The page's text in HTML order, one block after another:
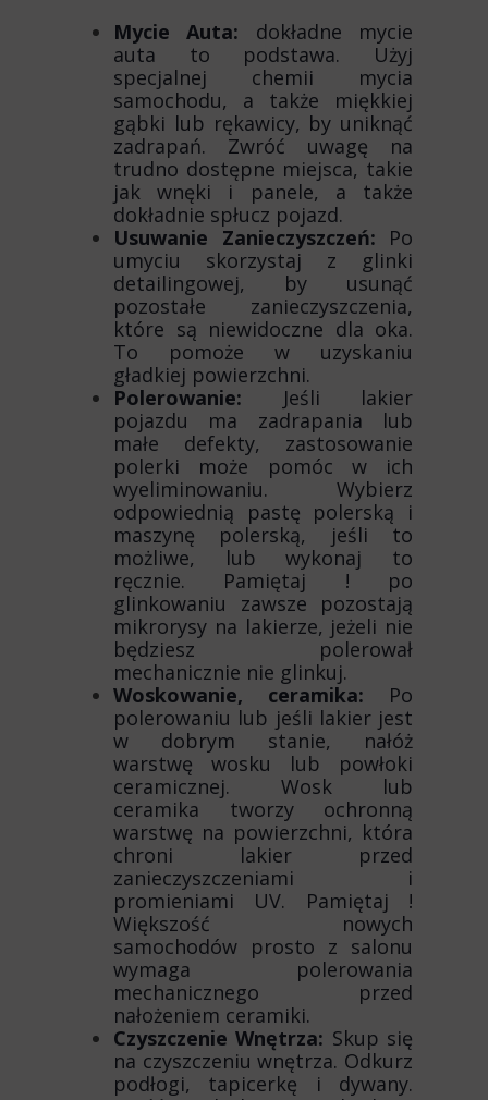
Mycie Auta: dokładne mycie
auta to podstawa. Użyj
specjalnej chemii mycia
samochodu, a także miękkiej
gąbki lub rękawicy, by uniknąć
zadrapań. Zwróć uwagę na
trudno dostępne miejsca, takie
jak wnęki i panele, a także
dokładnie spłucz pojazd.
Usuwanie Zanieczyszczeń: Po
umyciu skorzystaj z glinki
detailingowej, by usunąć
pozostałe zanieczyszczenia,
które są niewidoczne dla oka.
To pomoże w uzyskaniu
gładkiej powierzchni.
Polerowanie: Jeśli lakier
pojazdu ma zadrapania lub
małe defekty, zastosowanie
polerki może pomóc w ich
wyeliminowaniu. Wybierz
odpowiednią pastę polerską i
maszynę polerską, jeśli to
możliwe, lub wykonaj to
ręcznie. Pamiętaj ! po
glinkowaniu zawsze pozostają
mikrorysy na lakierze, jeżeli nie
będziesz polerował
mechanicznie nie glinkuj.
Woskowanie, ceramika: Po
polerowaniu lub jeśli lakier jest
w dobrym stanie, nałóż
warstwę wosku lub powłoki
ceramicznej. Wosk lub
ceramika tworzy ochronną
warstwę na powierzchni, która
chroni lakier przed
zanieczyszczeniami i
promieniami UV. Pamiętaj !
Większość nowych
samochodów prosto z salonu
wymaga polerowania
mechanicznego przed
nałożeniem ceramiki.
Czyszczenie Wnętrza: Skup się
na czyszczeniu wnętrza. Odkurz
podłogi, tapicerkę i dywany.